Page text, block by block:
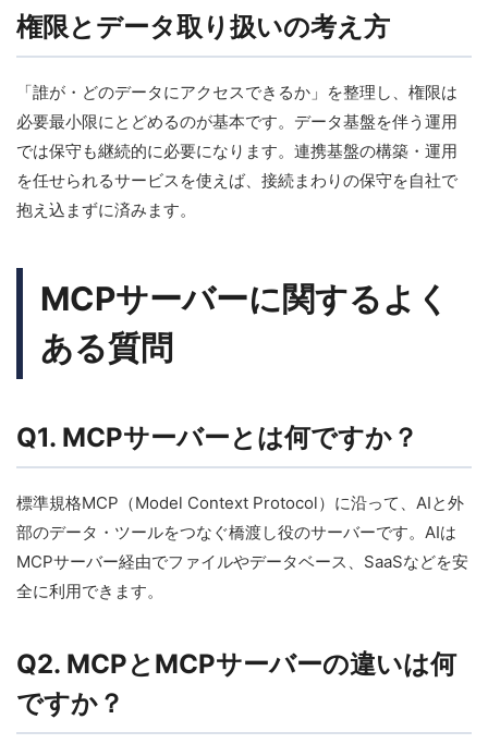
権限とデータ取り扱いの考え方
「誰が・どのデータにアクセスできるか」を整理し、権限は
必要最小限にとどめるのが基本です。データ基盤を伴う運用
では保守も継続的に必要になります。連携基盤の構築・運用
を任せられるサービスを使えば、接続まわりの保守を自社で
抱え込まずに済みます。
MCPサーバーに関するよく
ある質問
Q1. MCPサーバーとは何ですか？
標準規格MCP（Model Context Protocol）に沿って、AIと外
部のデータ・ツールをつなぐ橋渡し役のサーバーです。AIは
MCPサーバー経由でファイルやデータベース、SaaSなどを安
全に利用できます。
Q2. MCPとMCPサーバーの違いは何
ですか？